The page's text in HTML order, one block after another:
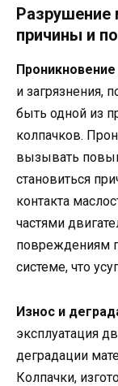
причины и
и загрязнения,
быть одной из
колпачков.
вызывать
становиться
контакта
частями
повреждениям
системе, что
Износ и
эксплуатация
деградации
Колпачки,